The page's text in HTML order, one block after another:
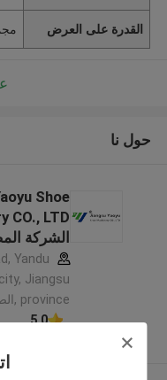
القدرة على العرض
حول نا
Shoe
الشركة
Yandu
Jiangsu
province ,الصين
5.0